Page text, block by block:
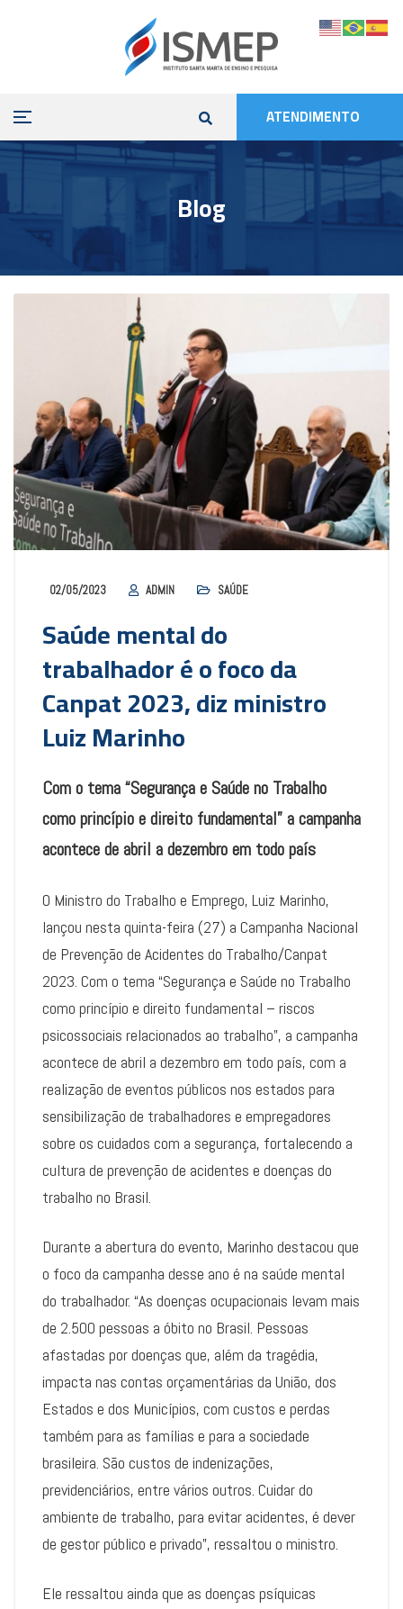
ATENDIMENTO
Blog
02/05/2023 ADMIN SAÚDE
Saúde mental do
trabalhador é o foco da
Canpat 2023, diz ministro
Luiz Marinho
Com o tema “Segurança e Saúde no Trabalho
como princípio e direito fundamental” a campanha
acontece de abril a dezembro em todo país
O Ministro do Trabalho e Emprego, Luiz Marinho,
lançou nesta quinta-feira (27) a Campanha Nacional
de Prevenção de Acidentes do Trabalho/Canpat
2023. Com o tema “Segurança e Saúde no Trabalho
como princípio e direito fundamental – riscos
psicossociais relacionados ao trabalho”, a campanha
acontece de abril a dezembro em todo país, com a
realização de eventos públicos nos estados para
sensibilização de trabalhadores e empregadores
sobre os cuidados com a segurança, fortalecendo a
cultura de prevenção de acidentes e doenças do
trabalho no Brasil.
Durante a abertura do evento, Marinho destacou que
o foco da campanha desse ano é na saúde mental
do trabalhador. “As doenças ocupacionais levam mais
de 2.500 pessoas a óbito no Brasil. Pessoas
afastadas por doenças que, além da tragédia,
impacta nas contas orçamentárias da União, dos
Estados e dos Municípios, com custos e perdas
também para as famílias e para a sociedade
brasileira. São custos de indenizações,
previdenciários, entre vários outros. Cuidar do
ambiente de trabalho, para evitar acidentes, é dever
de gestor público e privado”, ressaltou o ministro.
Ele ressaltou ainda que as doenças psíquicas